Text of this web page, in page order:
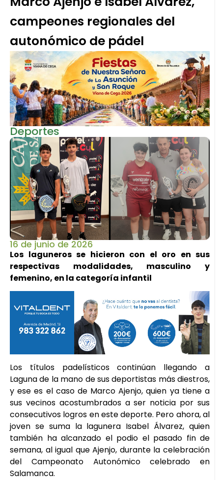
campeones regionales del
autonómico de pádel
Deportes
16 de junio de 2026
Los laguneros se hicieron con el oro en sus
respectivas modalidades, masculino y
femenino, en la categoría infantil
Los títulos padelísticos continúan llegando a
Laguna de la mano de sus deportistas más diestros,
y ese es el caso de Marco Ajenjo, quien ya tiene a
sus vecinos acostumbrados a ser noticia por sus
consecutivos logros en este deporte. Pero ahora, al
joven se suma la lagunera Isabel Álvarez, quien
también ha alcanzado el podio el pasado fin de
semana, al igual que Ajenjo, durante la celebración
del Campeonato Autonómico celebrado en
Salamanca.